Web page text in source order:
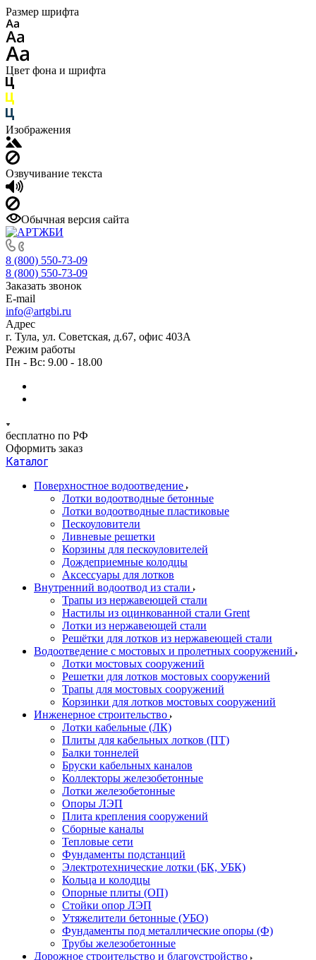
Размер шрифта
Цвет фона и шрифта
Изображения
Озвучивание текста
Обычная версия сайта
8 (800) 550-73-09
8 (800) 550-73-09
Заказать звонок
E-mail
info@artgbi.ru
Адрес
г. Тула, ул. Советская, д.67, офис 403А
Режим работы
Пн - Вс: 9.00 - 18.00
бесплатно по РФ
Оформить заказ
Каталог
Поверхностное водоотведение
Лотки водоотводные бетонные
Лотки водоотводные пластиковые
Пескоуловители
Ливневые решетки
Корзины для пескоуловителей
Дождеприемные колодцы
Аксессуары для лотков
Внутренний водоотвод из стали
Трапы из нержавеющей стали
Настилы из оцинкованной стали Grent
Лотки из нержавеющей стали
Решётки для лотков из нержавеющей стали
Водоотведение с мостовых и пролетных сооружений
Лотки мостовых сооружений
Решетки для лотков мостовых сооружений
Трапы для мостовых сооружений
Корзинки для лотков мостовых сооружений
Инженерное строительство
Лотки кабельные (ЛК)
Плиты для кабельных лотков (ПТ)
Балки тоннелей
Бруски кабельных каналов
Коллекторы железобетонные
Лотки железобетонные
Опоры ЛЭП
Плита крепления сооружений
Сборные каналы
Тепловые сети
Фундаменты подстанций
Электротехнические лотки (БК, УБК)
Кольца и колодцы
Опорные плиты (ОП)
Стойки опор ЛЭП
Утяжелители бетонные (УБО)
Фундаменты под металлические опоры (Ф)
Трубы железобетонные
Дорожное строительство и благоустройство